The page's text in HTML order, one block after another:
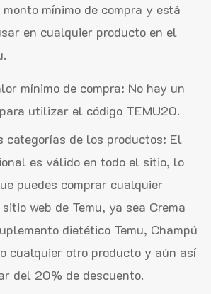
mínimo de compra y está
en cualquier producto en el
mínimo de compra: No hay un
utilizar el código TEMU20.
categorías de los productos: El
es válido en todo el sitio, lo
puedes comprar cualquier
web de Temu, ya sea Crema
dietético Temu, Champú
cualquier otro producto y aún así
del 20% de descuento.